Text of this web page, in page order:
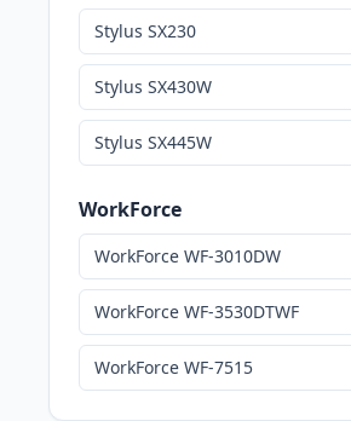
Stylus SX230
Stylus SX430W
Stylus SX445W
WorkForce
WorkForce WF-3010DW
WorkForce WF-3530DTWF
WorkForce WF-7515